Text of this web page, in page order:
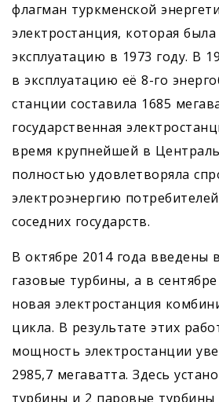
флагман туркменской
электростанция, которая
эксплуатацию в 1973 году. В
в эксплуатацию её 8-го
станции составила 1685
государственная
время крупнейшей в
полностью удовлетворяла
электроэнергию
соседних государств.
В октябре 2014 года введены
газовые турбины, а в
новая электростанция
цикла. В результате этих
мощность электростанции
2985,7 мегаватта. Здесь
турбины и 2 паровые турбины